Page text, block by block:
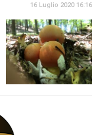
16 Luglio 2020 16:16